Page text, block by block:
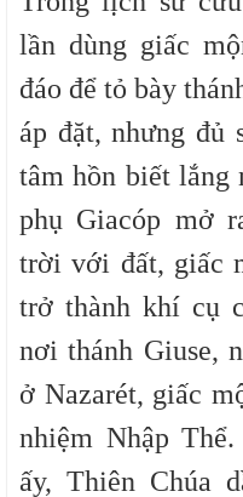
lần dùng giấc
đáo để tỏ bày
áp đặt, nhưng đủ
tâm hồn biết lắng
phụ Giacóp mở
trời với đất, giấc
trở thành khí cụ
nơi thánh Giuse,
ở Nazarét, giấc
nhiệm Nhập
ấy, Thiên Chúa